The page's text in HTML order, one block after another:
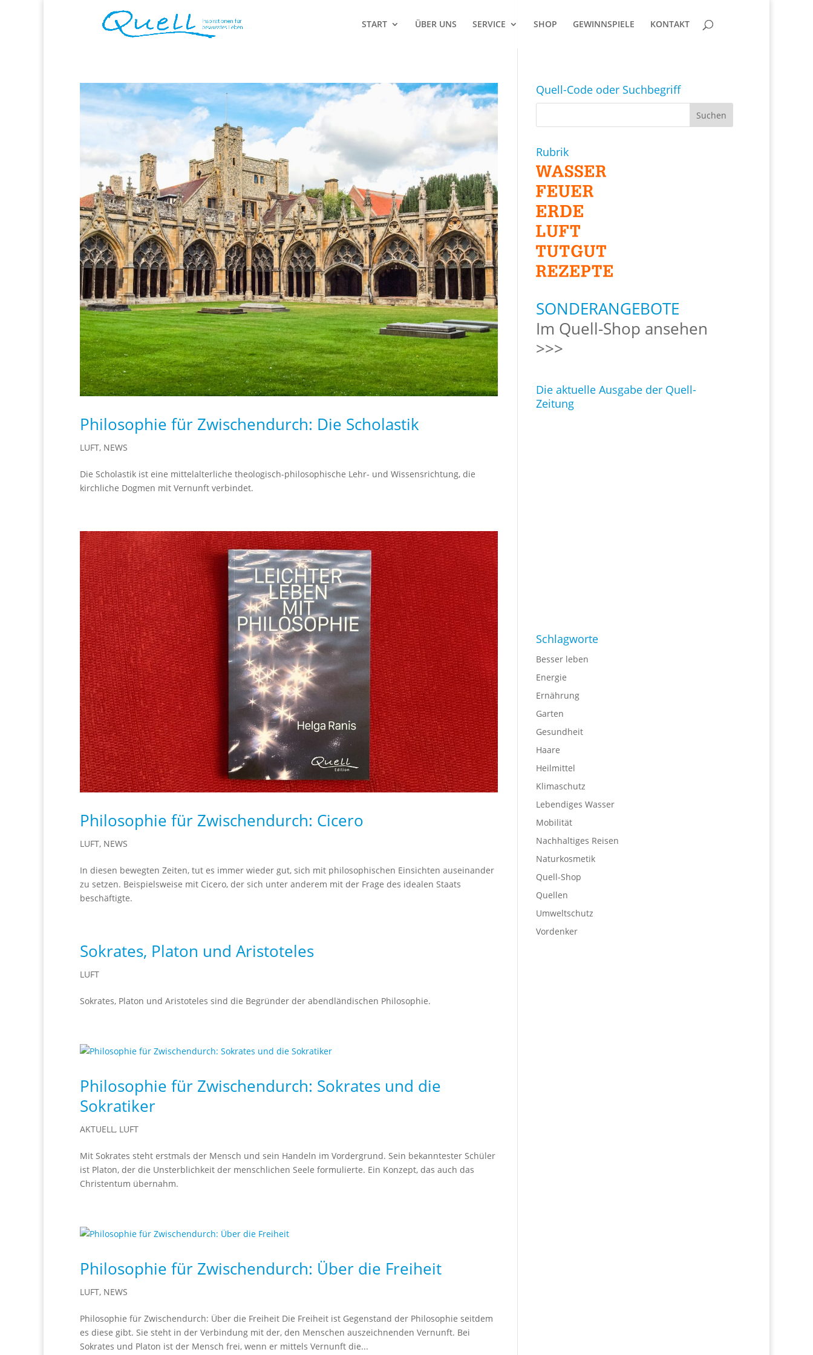
START ÜBER UNS SERVICE SHOP GEWINNSPIELE KONTAKT
Philosophie für Zwischendurch: Die Scholastik
LUFT, NEWS
Die Scholastik ist eine mittelalterliche theologisch-philosophische Lehr- und Wissensrichtung, die
kirchliche Dogmen mit Vernunft verbindet.
Philosophie für Zwischendurch: Cicero
LUFT, NEWS
In diesen bewegten Zeiten, tut es immer wieder gut, sich mit philosophischen Einsichten auseinander
zu setzen. Beispielsweise mit Cicero, der sich unter anderem mit der Frage des idealen Staats
beschäftigte.
Sokrates, Platon und Aristoteles
LUFT
Sokrates, Platon und Aristoteles sind die Begründer der abendländischen Philosophie.
Philosophie für Zwischendurch: Sokrates und die
Sokratiker
AKTUELL, LUFT
Mit Sokrates steht erstmals der Mensch und sein Handeln im Vordergrund. Sein bekanntester Schüler
ist Platon, der die Unsterblichkeit der menschlichen Seele formulierte. Ein Konzept, das auch das
Christentum übernahm.
Philosophie für Zwischendurch: Über die Freiheit
LUFT, NEWS
Philosophie für Zwischendurch: Über die Freiheit Die Freiheit ist Gegenstand der Philosophie seitdem
es diese gibt. Sie steht in der Verbindung mit der, den Menschen auszeichnenden Vernunft. Bei
Sokrates und Platon ist der Mensch frei, wenn er mittels Vernunft die...
Quell-Code oder Suchbegriff
Rubrik
SONDERANGEBOTE
Im Quell-Shop ansehen
>>>
Die aktuelle Ausgabe der Quell-
Zeitung
Schlagworte
Besser leben
Energie
Ernährung
Garten
Gesundheit
Haare
Heilmittel
Klimaschutz
Lebendiges Wasser
Mobilität
Nachhaltiges Reisen
Naturkosmetik
Quell-Shop
Quellen
Umweltschutz
Vordenker